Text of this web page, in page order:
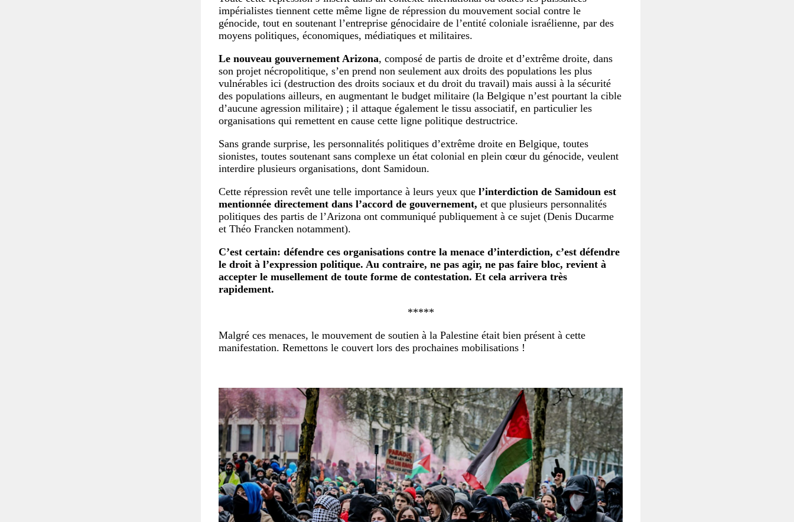
impérialistes tiennent cette même ligne de répression du mouvement social contre le
génocide, tout en soutenant l’entreprise génocidaire de l’entité coloniale israélienne, par des
moyens politiques, économiques, médiatiques et militaires.
Le nouveau gouvernement Arizona, composé de partis de droite et d’extrême droite, dans
son projet nécropolitique, s’en prend non seulement aux droits des populations les plus
vulnérables ici (destruction des droits sociaux et du droit du travail) mais aussi à la sécurité
des populations ailleurs, en augmentant le budget militaire (la Belgique n’est pourtant la cible
d’aucune agression militaire) ; il attaque également le tissu associatif, en particulier les
organisations qui remettent en cause cette ligne politique destructrice.
Sans grande surprise, les personnalités politiques d’extrême droite en Belgique, toutes
sionistes, toutes soutenant sans complexe un état colonial en plein cœur du génocide, veulent
interdire plusieurs organisations, dont Samidoun.
Cette répression revêt une telle importance à leurs yeux que l’interdiction de Samidoun est
mentionnée directement dans l’accord de gouvernement, et que plusieurs personnalités
politiques des partis de l’Arizona ont communiqué publiquement à ce sujet (Denis Ducarme
et Théo Francken notamment).
C’est certain: défendre ces organisations contre la menace d’interdiction, c’est défendre
le droit à l’expression politique. Au contraire, ne pas agir, ne pas faire bloc, revient à
accepter le musellement de toute forme de contestation. Et cela arrivera très
rapidement.
*****
Malgré ces menaces, le mouvement de soutien à la Palestine était bien présent à cette
manifestation. Remettons le couvert lors des prochaines mobilisations !